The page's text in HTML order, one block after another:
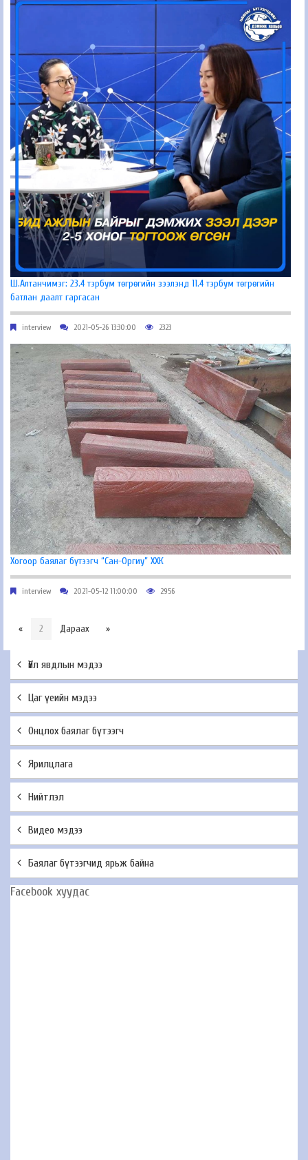
Ш.Алтанчимэг: 23.4 тэрбум төгрөгийн зээлэнд 11.4 тэрбум төгрөгийн
батлан даалт гаргасан
interview 2021-05-26 13:30:00 2323
Хогоор баялаг бүтээгч “Сан-Оргиу” ХХК
interview 2021-05-12 11:00:00 2956
« 2 Дараах »
Үйл явдлын мэдээ
Цаг үеийн мэдээ
Онцлох баялаг бүтээгч
Ярилцлага
Нийтлэл
Видео мэдээ
Баялаг бүтээгчид ярьж байна
Facebook хуудас